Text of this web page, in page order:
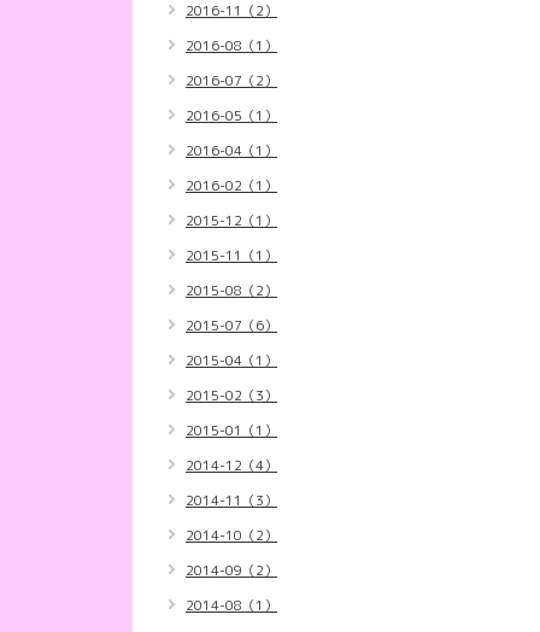
2016-11（2）
2016-08（1）
2016-07（2）
2016-05（1）
2016-04（1）
2016-02（1）
2015-12（1）
2015-11（1）
2015-08（2）
2015-07（6）
2015-04（1）
2015-02（3）
2015-01（1）
2014-12（4）
2014-11（3）
2014-10（2）
2014-09（2）
2014-08（1）